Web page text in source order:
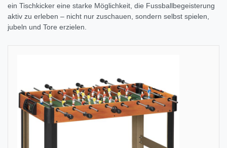
ein Tischkicker eine starke Möglichkeit, die Fussballbegeisterung
aktiv zu erleben – nicht nur zuschauen, sondern selbst spielen,
jubeln und Tore erzielen.